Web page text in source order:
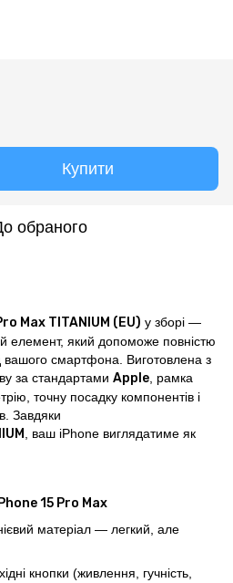
Купити
обраного
Max TITANIUM (EU) у зборі —
елемент, який допоможе повністю
вашого смартфона. Виготовлена з
за стандартами Apple , рамка
точну посадку компонентів і
Завдяки
, ваш iPhone виглядатиме як
15 Pro Max
матеріал — легкий, але
кнопки (живлення, гучність,